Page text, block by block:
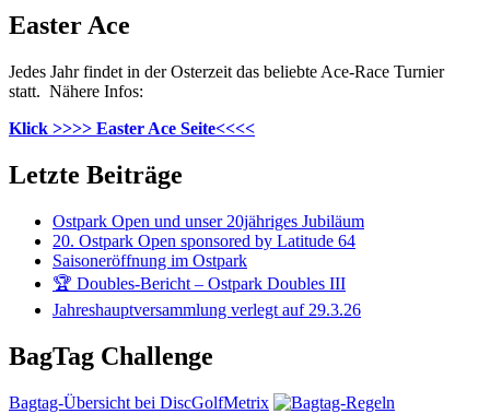
Easter Ace
Jedes Jahr findet in der Osterzeit das beliebte Ace-Race Turnier
statt. Nähere Infos:
Klick >>>> Easter Ace Seite<<<<
Letzte Beiträge
Ostpark Open und unser 20jähriges Jubiläum
20. Ostpark Open sponsored by Latitude 64
Saisoneröffnung im Ostpark
🏆 Doubles-Bericht – Ostpark Doubles III
Jahreshauptversammlung verlegt auf 29.3.26
BagTag Challenge
Bagtag-Übersicht bei DiscGolfMetrix